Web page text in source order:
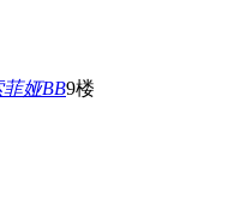
菲娅BB9楼